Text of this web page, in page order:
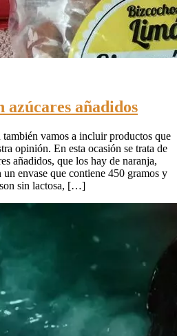
azúcares añadidos
vamos a incluir productos que
opinión. En esta ocasión se trata de
añadidos, que los hay de naranja,
envase que contiene 450 gramos y
sin lactosa, […]